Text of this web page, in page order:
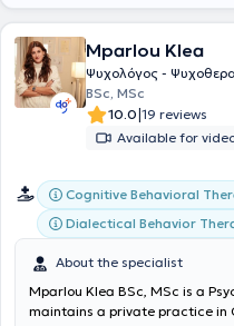
Mparlou Klea
Ψυχολόγος -
BSc, MSc
10.0|19 reviews
Available for
Cognitive Behavioral
Dialectical Behavior
About the specialist
Mparlou Klea BSc, MSc is a
maintains a private practice in